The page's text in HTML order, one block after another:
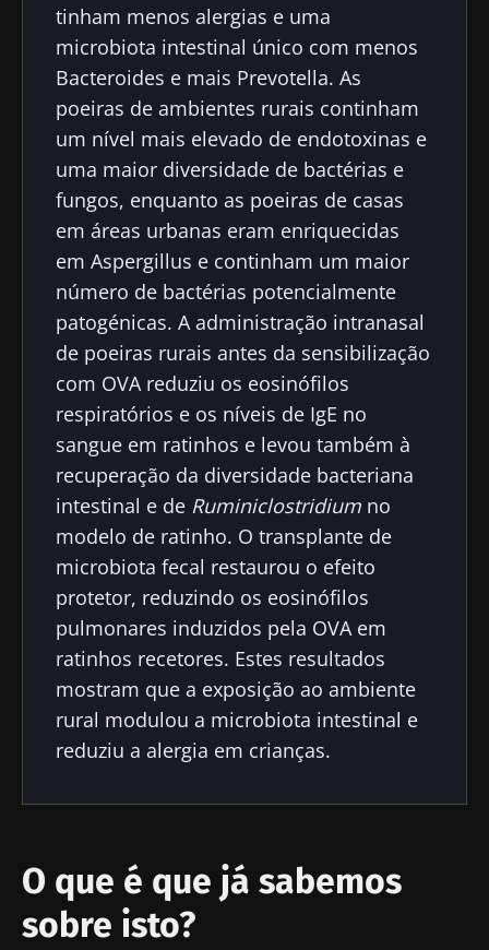
tinham menos alergias e uma
microbiota intestinal único com menos
Bacteroides e mais Prevotella. As
poeiras de ambientes rurais continham
um nível mais elevado de endotoxinas e
uma maior diversidade de bactérias e
fungos, enquanto as poeiras de casas
em áreas urbanas eram enriquecidas
em Aspergillus e continham um maior
número de bactérias potencialmente
patogénicas. A administração intranasal
de poeiras rurais antes da sensibilização
com OVA reduziu os eosinófilos
respiratórios e os níveis de IgE no
sangue em ratinhos e levou também à
recuperação da diversidade bacteriana
intestinal e de Ruminiclostridium no
modelo de ratinho. O transplante de
microbiota fecal restaurou o efeito
protetor, reduzindo os eosinófilos
pulmonares induzidos pela OVA em
ratinhos recetores. Estes resultados
mostram que a exposição ao ambiente
rural modulou a microbiota intestinal e
reduziu a alergia em crianças.
O que é que já sabemos
sobre isto?